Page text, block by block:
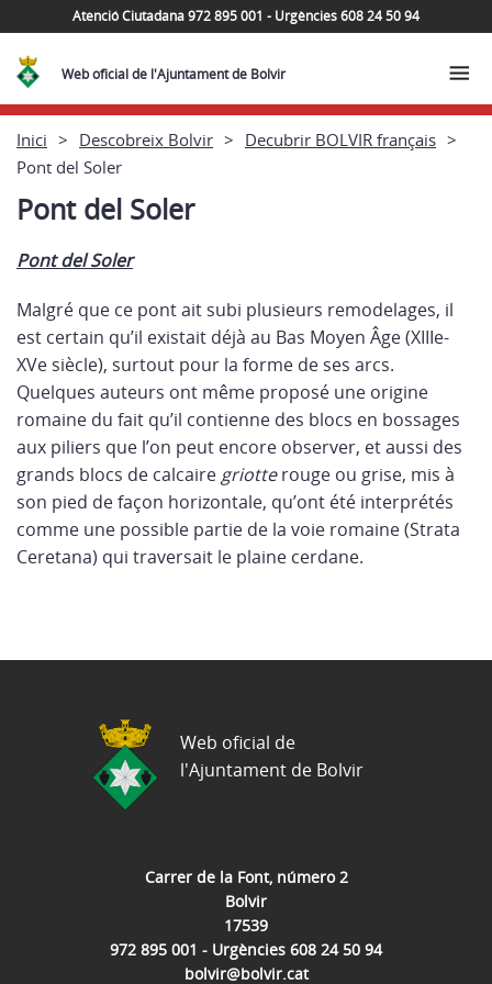
Atenció Ciutadana 972 895 001 - Urgències 608 24 50 94
Web oficial de l'Ajuntament de Bolvir
Inici Descobreix Bolvir
Decubrir BOLVIR français
Pont del Soler
Pont del Soler
Pont del Soler
Malgré que ce pont ait subi plusieurs remodelages, il
est certain qu’il existait déjà au Bas Moyen Âge (XIIIe-
XVe siècle), surtout pour la forme de ses arcs.
Quelques auteurs ont même proposé une origine
romaine du fait qu’il contienne des blocs en bossages
aux piliers que l’on peut encore observer, et aussi des
grands blocs de calcaire griotterouge ou grise, mis à
son pied de façon horizontale, qu’ont été interprétés
comme une possible partie de la voie romaine (Strata
Ceretana) qui traversait le plaine cerdane.
Carrer de la Font, número 2
Bolvir
17539
972 895 001 - Urgències 608 24 50 94
bolvir@bolvir.cat
Web oficial de
l'Ajuntament de Bolvir